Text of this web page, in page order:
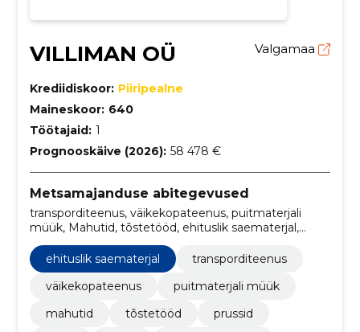
VILLIMAN OÜ Valgamaa
Krediidiskoor: Piiripealne
Maineskoor: 640
Töötajaid: 1
Prognooskäive (2026): 58 478 €
Metsamajanduse abitegevused
transporditeenus, väikekopateenus, puitmaterjali
müük, Mahutid, tõstetööd, ehituslik saematerjal,
Prussid, Palgid, lauad, Kruus
ehituslik saematerjal
transporditeenus
väikekopateenus
puitmaterjali müük
mahutid
tõstetööd
prussid